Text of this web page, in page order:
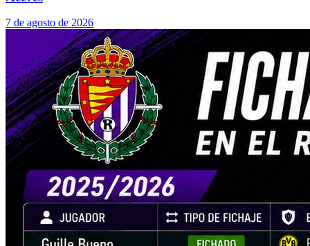
7 de agosto de 2026